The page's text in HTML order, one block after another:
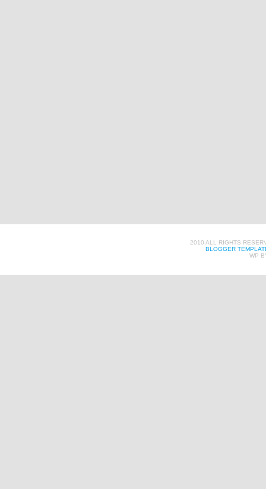
2010 ALL RIGHTS
BLOGGER
WP